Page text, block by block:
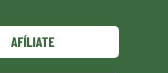
AFÍLIATE